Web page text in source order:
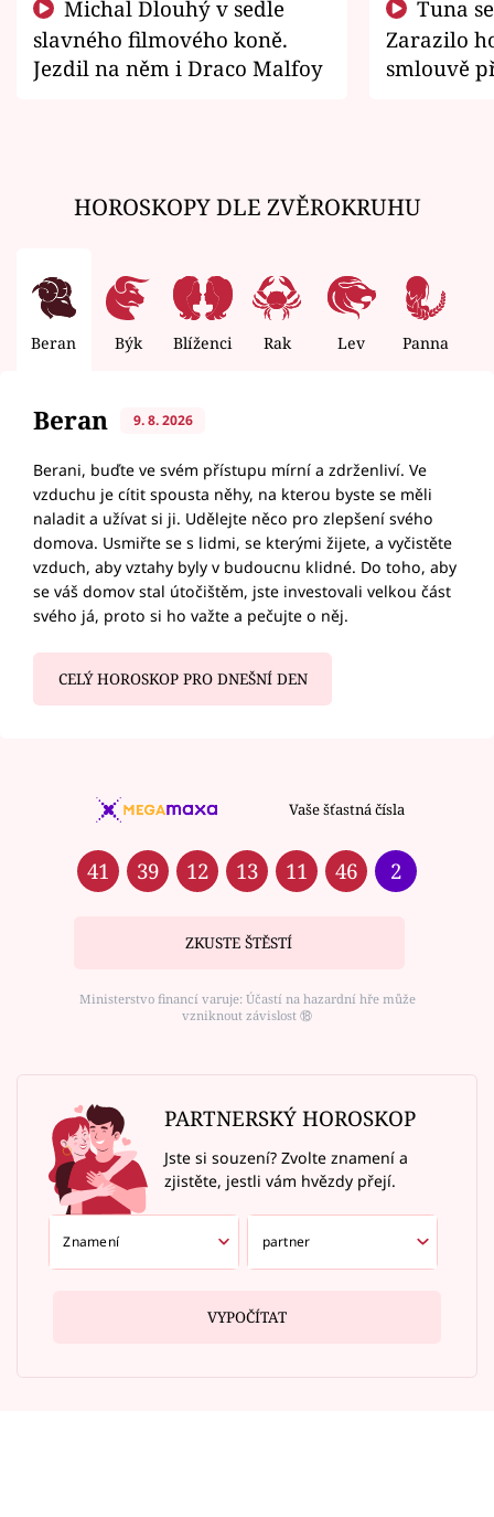
slavného filmového koně.
Jezdil na něm i Draco Malfoy
Zarazilo
smlouvě
HOROSKOPY DLE ZVĚROKRUHU
Beran Býk Blíženci Rak Lev Panna
Beran 9. 8. 2026
Berani, buďte ve svém přístupu mírní a zdrženliví. Ve
vzduchu je cítit spousta něhy, na kterou byste se měli
naladit a užívat si ji. Udělejte něco pro zlepšení svého
domova. Usmiřte se s lidmi, se kterými žijete, a vyčistěte
vzduch, aby vztahy byly v budoucnu klidné. Do toho, aby
se váš domov stal útočištěm, jste investovali velkou část
svého já, proto si ho važte a pečujte o něj.
CELÝ HOROSKOP PRO DNEŠNÍ DEN
Vaše šťastná čísla
41 39 12 13 11 46 2
ZKUSTE ŠTĚSTÍ
Ministerstvo financí varuje: Účastí na hazardní hře může
vzniknout závislost ⑱
PARTNERSKÝ HOROSKOP
Jste si souzení? Zvolte znamení a
zjistěte, jestli vám hvězdy přejí.
VYPOČÍTAT